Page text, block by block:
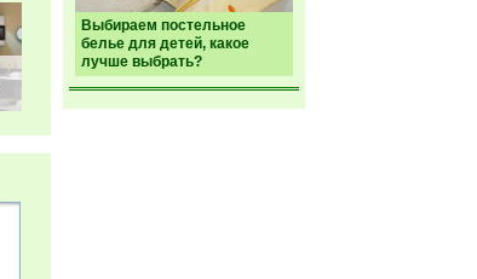
Выбираем постельное
белье для детей, какое
лучше выбрать?